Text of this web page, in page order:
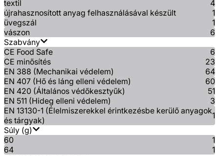
textil
4
újrahasznosított anyag felhasználásával készült
1
üvegszál
1
vászon
6
Szabvány
CE Food Safe
6
CE minősítés
23
EN 388 (Mechanikai védelem)
64
EN 407 (Hő és láng elleni védelem)
60
EN 420 (Általános védőkesztyűk)
51
EN 511 (Hideg elleni védelem)
3
EN 13130-1 (Élelmiszerekkel érintkezésbe kerülő anyagok
és tárgyak)
1
Súly (g)
60
1
64
1